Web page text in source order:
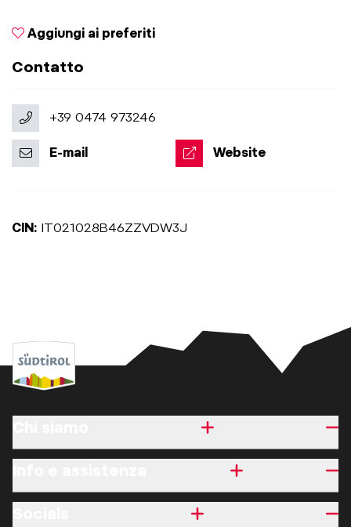
Aggiungi ai preferiti
Contatto
+39 0474 973246
E-mail Website
CIN: IT021028B46ZZVDW3J